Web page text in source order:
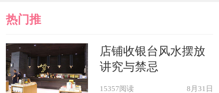
热门推
荐
店铺收银台风水摆放
讲究与禁忌
15357阅读 8月31日